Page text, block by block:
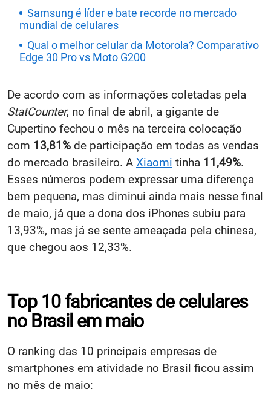
Samsung é líder e bate recorde no mercado
mundial de celulares
Qual o melhor celular da Motorola? Comparativo
Edge 30 Pro vs Moto G200
De acordo com as informações coletadas pela
StatCounter, no final de abril, a gigante de
Cupertino fechou o mês na terceira colocação
com 13,81% de participação em todas as vendas
do mercado brasileiro. A Xiaomi tinha 11,49%.
Esses números podem expressar uma diferença
bem pequena, mas diminui ainda mais nesse final
de maio, já que a dona dos iPhones subiu para
13,93%, mas já se sente ameaçada pela chinesa,
que chegou aos 12,33%.
Top 10 fabricantes de celulares
no Brasil em maio
O ranking das 10 principais empresas de
smartphones em atividade no Brasil ficou assim
no mês de maio: